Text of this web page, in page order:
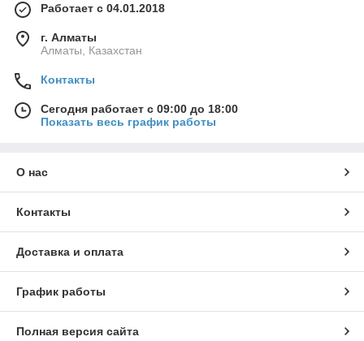
Работает с 04.01.2018
г. Алматы
Алматы, Казахстан
Контакты
Сегодня работает с 09:00 до 18:00
Показать весь график работы
О нас
Контакты
Доставка и оплата
График работы
Полная версия сайта